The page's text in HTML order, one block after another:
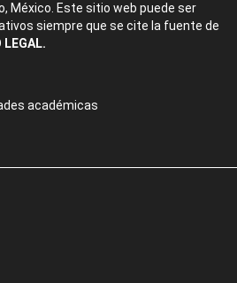
México. Este sitio web puede ser
siempre que se cite la fuente de
LEGAL.
académicas